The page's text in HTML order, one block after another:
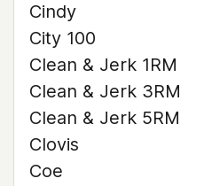
Cindy
City 100
Clean & Jerk 1RM
Clean & Jerk 3RM
Clean & Jerk 5RM
Clovis
Coe